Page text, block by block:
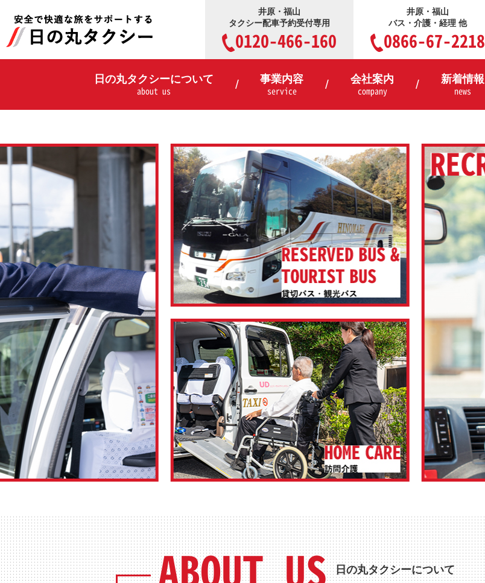
井原・福山
タクシー配車予約受付専用
0120-466-160
井原・福山
バス・介護・経理 他
0866-67-2218
日の丸タクシーについて
about us
事業内容
service
会社案内
company
新着情報
news
ABOUT US 日の丸タクシーについて